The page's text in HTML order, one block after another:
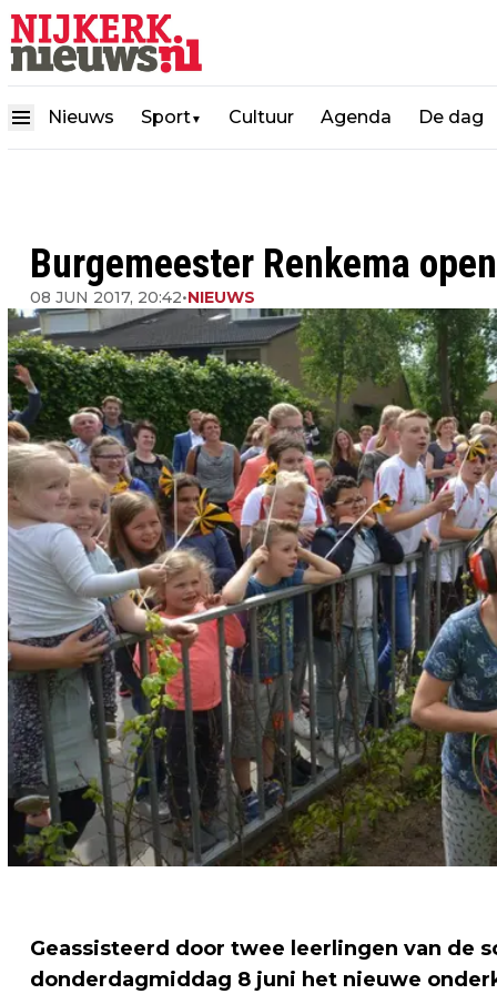
Nieuws Sport▼ Cultuur Agenda De dag
Burgemeester Renkema
08 JUN 2017, 20:42•NIEUWS
Geassisteerd door twee leerlingen van de
donderdagmiddag 8 juni het nieuwe